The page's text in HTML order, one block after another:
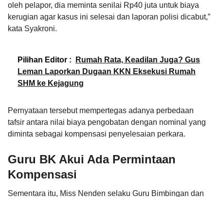
oleh pelapor, dia meminta senilai Rp40 juta untuk biaya
kerugian agar kasus ini selesai dan laporan polisi dicabut,”
kata Syakroni.
Pilihan Editor :
Rumah Rata, Keadilan Juga? Gus
Leman Laporkan Dugaan KKN Eksekusi Rumah
SHM ke Kejagung
Pernyataan tersebut mempertegas adanya perbedaan
tafsir antara nilai biaya pengobatan dengan nominal yang
diminta sebagai kompensasi penyelesaian perkara.
Guru BK Akui Ada Permintaan
Kompensasi
Sementara itu, Miss Nenden selaku Guru Bimbingan dan